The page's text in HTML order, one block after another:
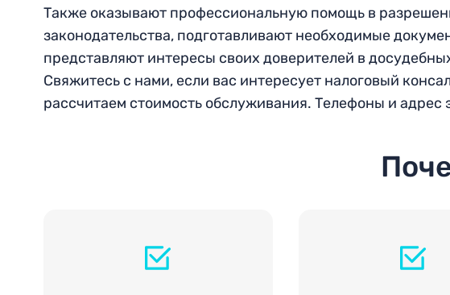
Также оказывают профессиональную помощь в
законодательства, подготавливают необходимые
представляют интересы своих доверителей в
Свяжитесь с нами, если вас интересует налоговый
рассчитаем стоимость обслуживания. Телефоны и